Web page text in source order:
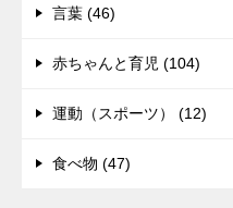
言葉 (46)
赤ちゃんと育児 (104)
運動（スポーツ） (12)
食べ物 (47)